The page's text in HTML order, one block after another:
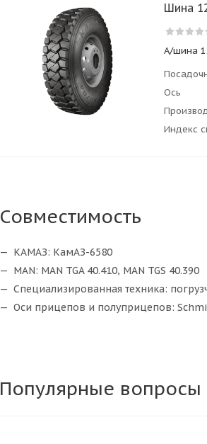
Шина
А/шина
Ось
Индекс
Совместимость
КАМАЗ: КамАЗ-6580
MAN: MAN TGA 40.410, MAN TGS 40.390
Специализированная техника:
Оси прицепов и полуприцепов:
Популярные вопросы